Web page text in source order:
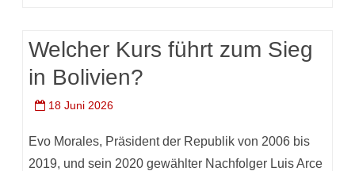
Welcher Kurs führt zum Sieg
in Bolivien?
18 Juni 2026
Evo Morales, Präsident der Republik von 2006 bis
2019, und sein 2020 gewählter Nachfolger Luis Arce